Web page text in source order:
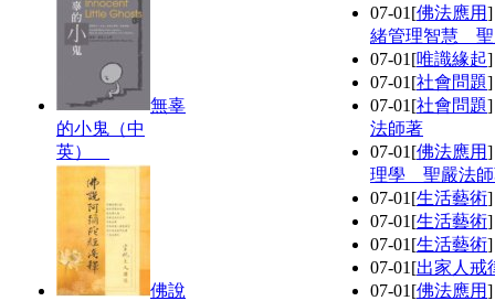
無辜
的小鬼（中
英）
佛說
07-01 [佛法應用
緒管理智慧
07-01 [唯識緣起
07-01 [社會問題
07-01 [社會問題
法師著
07-01 [佛法應用
理學 聖嚴法
07-01 [生活藝術
07-01 [生活藝術
07-01 [生活藝術
07-01 [出家人戒
07-01 [佛法應用